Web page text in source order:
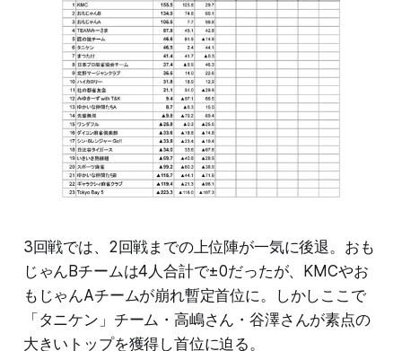
3回戦では、2回戦までの上位陣が一気に後退。おも
じゃんBチームは4人合計で±0だったが、KMCやお
もじゃんAチームが崩れ暫定首位に。しかしここで
「タニケン」チーム・高嶋さん・谷澤さんが素点の
大きいトップを獲得し首位に迫る。